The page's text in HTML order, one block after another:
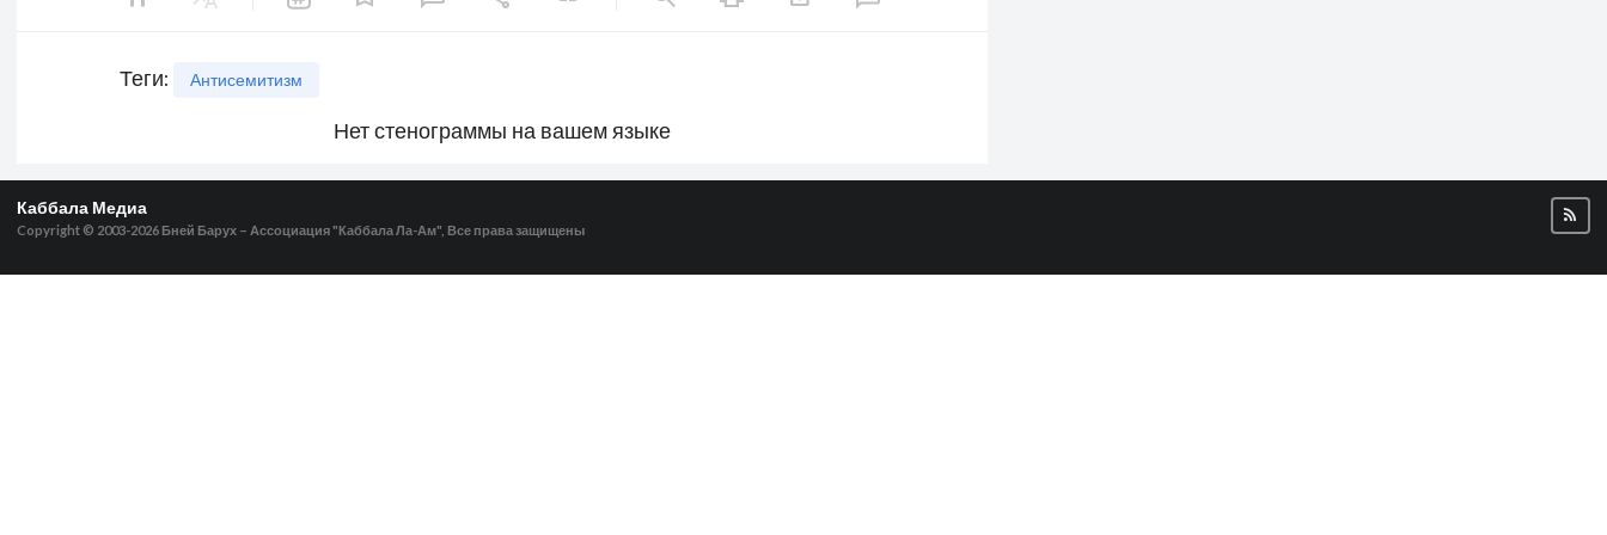
Теги: Антисемитизм
Нет стенограммы на вашем языке
Каббала Медиа
Copyright © 2003-2026 Бней Барух – Ассоциация "Каббала Ла-Ам", Все права защищены